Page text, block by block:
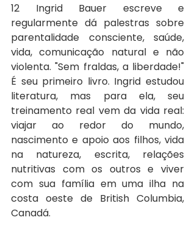
12 Ingrid Bauer escreve e
regularmente dá palestras sobre
parentalidade consciente, saúde,
vida, comunicação natural e não
violenta. "Sem fraldas, a liberdade!"
É seu primeiro livro. Ingrid estudou
literatura, mas para ela, seu
treinamento real vem da vida real:
viajar ao redor do mundo,
nascimento e apoio aos filhos, vida
na natureza, escrita, relações
nutritivas com os outros e viver
com sua família em uma ilha na
costa oeste de British Columbia,
Canadá.